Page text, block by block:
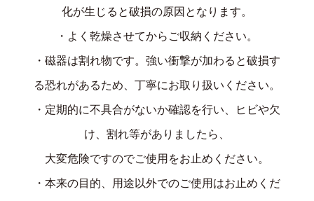
化が生じると破損の原因となります。
・よく乾燥させてからご収納ください。
・磁器は割れ物です。強い衝撃が加わると破損す
る恐れがあるため、丁寧にお取り扱いください。
・定期的に不具合がないか確認を行い、ヒビや欠
け、割れ等がありましたら、
大変危険ですのでご使用をお止めください。
・本来の目的、用途以外でのご使用はお止めくだ